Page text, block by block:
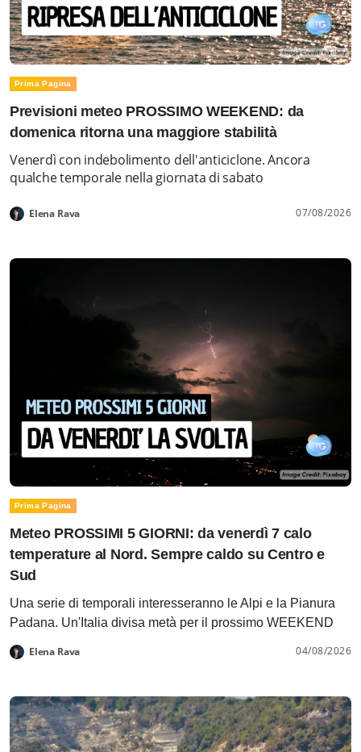
Prima Pagina
Previsioni meteo PROSSIMO WEEKEND: da
domenica ritorna una maggiore stabilità
Venerdì con indebolimento dell'anticiclone. Ancora
qualche temporale nella giornata di sabato
Elena Rava 07/08/2026
Prima Pagina
Meteo PROSSIMI 5 GIORNI: da venerdì 7 calo
temperature al Nord. Sempre caldo su Centro e
Sud
Una serie di temporali interesseranno le Alpi e la Pianura
Padana. Un'Italia divisa metà per il prossimo WEEKEND
Elena Rava 04/08/2026